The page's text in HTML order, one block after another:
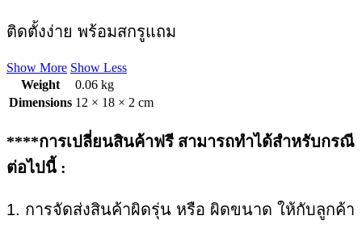
ติดตั้งง่าย พร้อมสกรูแถม
Show More Show Less
Weight
0.06 kg
Dimensions 12 × 18 × 2 cm
****การเปลี่ยนสินค้าฟรี สามารถทำได้สำหรับกรณี
ต่อไปนี้ :
1. การจัดส่งสินค้าผิดรุ่น หรือ ผิดขนาด ให้กับลูกค้า